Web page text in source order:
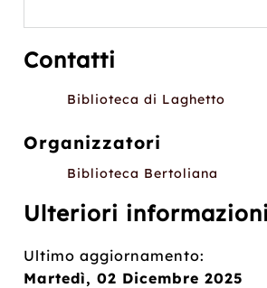
Contatti
Biblioteca di Laghetto
Organizzatori
Biblioteca Bertoliana
Ulteriori informazioni
Ultimo aggiornamento:
Martedì, 02 Dicembre 2025